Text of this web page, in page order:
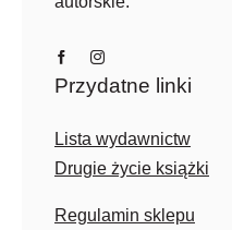
Przydatne linki
Lista wydawnictw
Drugie życie książki
Regulamin sklepu